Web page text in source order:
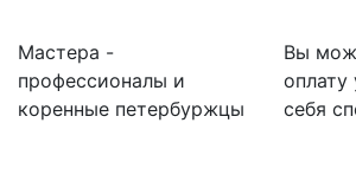
Мастера -
профессионалы и
коренные петербуржцы
Вы
себя